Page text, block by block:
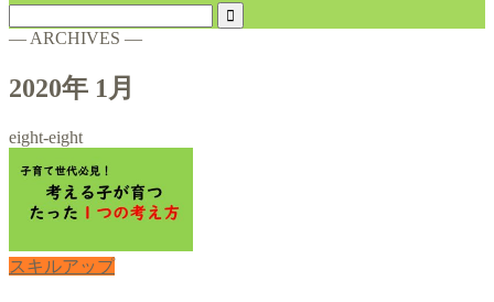
― ARCHIVES ―
2020年 1月
eight-eight
スキルアップ